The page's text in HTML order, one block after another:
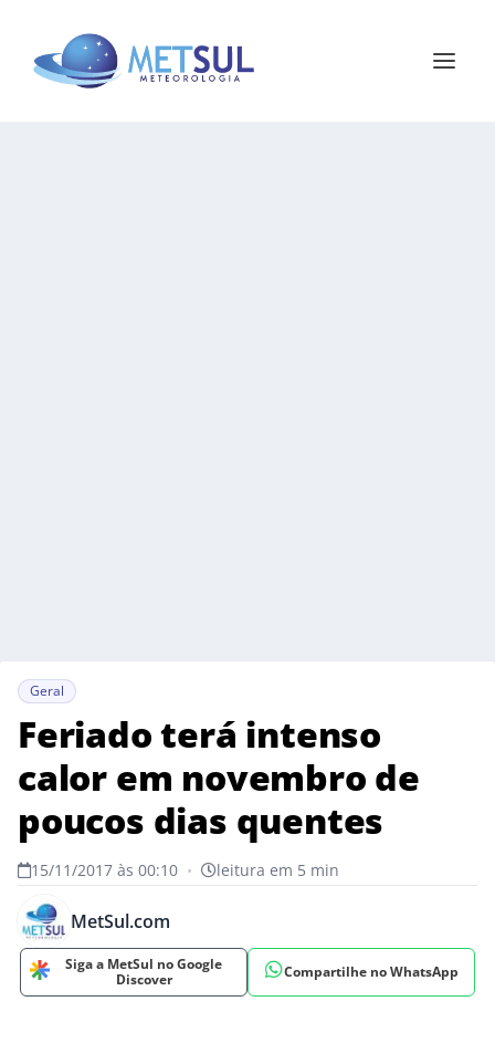
Geral
Feriado terá intenso
calor em novembro de
poucos dias quentes
15/11/2017 às 00:10 • leitura em 5 min
MetSul.com
Siga a MetSul no Google
Discover
Compartilhe no WhatsApp